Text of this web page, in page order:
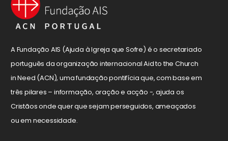
A Fundação AIS (Ajuda à Igreja que Sofre) é o secretariado
português da organização internacional Aid to the Church
in Need (ACN), uma fundação pontifícia que, com base em
três pilares – informação, oração e acção -, ajuda os
Cristãos onde quer que sejam perseguidos, ameaçados
ou em necessidade.